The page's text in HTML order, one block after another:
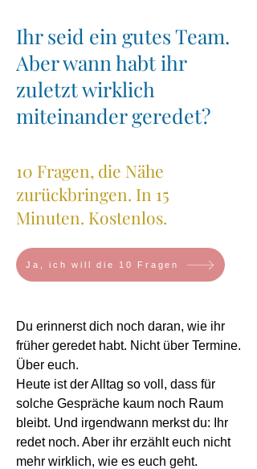
Ihr seid ein gutes Team.
Aber wann habt ihr
zuletzt wirklich
miteinander geredet?
10 Fragen, die Nähe
zurückbringen. In 15
Minuten. Kostenlos.
Ja, ich will die 10 Fragen
Du erinnerst dich noch daran, wie ihr
früher geredet habt. Nicht über Termine.
Über euch.
Heute ist der Alltag so voll, dass für
solche Gespräche kaum noch Raum
bleibt. Und irgendwann merkst du: Ihr
redet noch. Aber ihr erzählt euch nicht
mehr wirklich, wie es euch geht.